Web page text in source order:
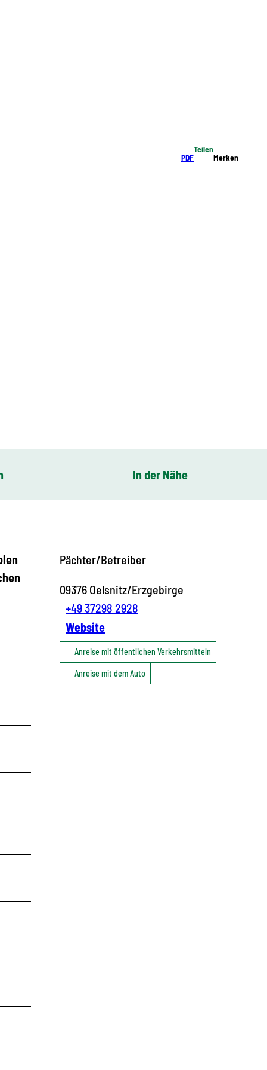
PDF
Teilen
Merken
In der Nähe
Pächter/Betreiber
09376 Oelsnitz/Erzgebirge
+49 37298 2928
Website
Anreise mit öffentlichen Verkehrsmitteln
Anreise mit dem Auto